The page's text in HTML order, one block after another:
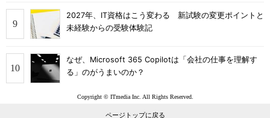
2027年、IT資格はこう変わる 新試験の変更ポイントと
未経験からの受験体験記
なぜ、Microsoft 365 Copilotは「会社の仕事を理解す
る」のがうまいのか？
Copyright © ITmedia Inc. All Rights Reserved.
ページトップに戻る